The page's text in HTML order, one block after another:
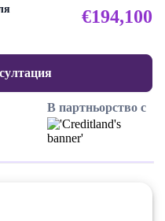
€194,100
В партньорство с